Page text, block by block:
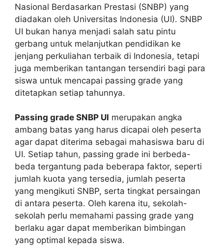
Nasional Berdasarkan Prestasi (SNBP) yang
diadakan oleh Universitas Indonesia (UI). SNBP
UI bukan hanya menjadi salah satu pintu
gerbang untuk melanjutkan pendidikan ke
jenjang perkuliahan terbaik di Indonesia, tetapi
juga memberikan tantangan tersendiri bagi para
siswa untuk mencapai passing grade yang
ditetapkan setiap tahunnya.
Passing grade SNBP UI merupakan angka
ambang batas yang harus dicapai oleh peserta
agar dapat diterima sebagai mahasiswa baru di
UI. Setiap tahun, passing grade ini berbeda-
beda tergantung pada beberapa faktor, seperti
jumlah kuota yang tersedia, jumlah peserta
yang mengikuti SNBP, serta tingkat persaingan
di antara peserta. Oleh karena itu, sekolah-
sekolah perlu memahami passing grade yang
berlaku agar dapat memberikan bimbingan
yang optimal kepada siswa.